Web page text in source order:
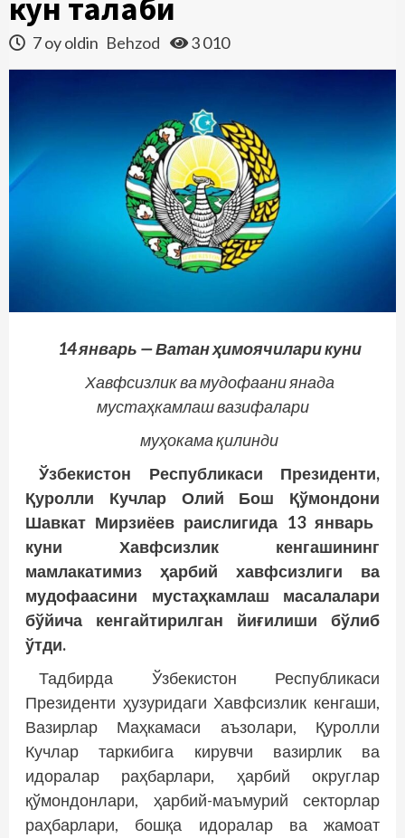
кун талаби
7 oy oldin Behzod 3 010
14 январь — Ватан ҳимоячилари куни
Хавфсизлик ва мудофаани янада
мустаҳкамлаш вазифалари
муҳокама қилинди
Ўзбекистон Республикаси Президенти,
Қуролли Кучлар Олий Бош Қўмондони
Шавкат Мирзиёев раислигида 13 январь
куни Хавфсизлик кенгашининг
мамлакатимиз ҳарбий хавфсизлиги ва
мудофаасини мустаҳкамлаш масалалари
бўйича кенгайтирилган йиғилиши бўлиб
ўтди.
Тадбирда Ўзбекистон Республикаси
Президенти ҳузуридаги Хавфсизлик кенгаши,
Вазирлар Маҳкамаси аъзолари, Қуролли
Кучлар таркибига кирувчи вазирлик ва
идоралар раҳбарлари, ҳарбий округлар
қўмондонлари, ҳарбий-маъмурий секторлар
раҳбарлари, бошқа идоралар ва жамоат